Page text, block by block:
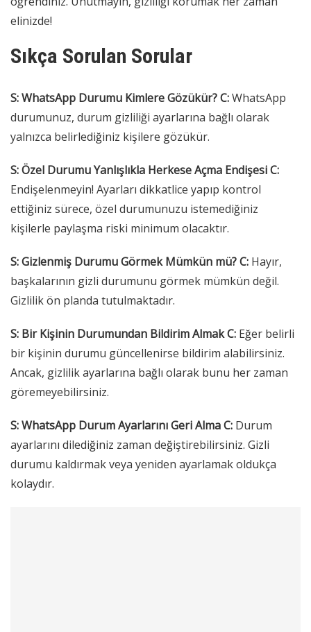
elinizde!
Sıkça Sorulan Sorular
S: WhatsApp Durumu Kimlere Gözükür?C:WhatsApp
durumunuz, durum gizliliği ayarlarına bağlı olarak
yalnızca belirlediğiniz kişilere gözükür.
S: Özel Durumu Yanlışlıkla Herkese Açma EndişesiC:
Endişelenmeyin! Ayarları dikkatlice yapıp kontrol
ettiğiniz sürece, özel durumunuzu istemediğiniz
kişilerle paylaşma riski minimum olacaktır.
S: Gizlenmiş Durumu Görmek Mümkün mü?C: Hayır,
başkalarının gizli durumunu görmek mümkün değil.
Gizlilik ön planda tutulmaktadır.
S: Bir Kişinin Durumundan Bildirim AlmakC: Eğer belirli
bir kişinin durumu güncellenirse bildirim alabilirsiniz.
Ancak, gizlilik ayarlarına bağlı olarak bunu her zaman
göremeyebilirsiniz.
S: WhatsApp Durum Ayarlarını Geri AlmaC: Durum
ayarlarını dilediğiniz zaman değiştirebilirsiniz. Gizli
durumu kaldırmak veya yeniden ayarlamak oldukça
kolaydır.